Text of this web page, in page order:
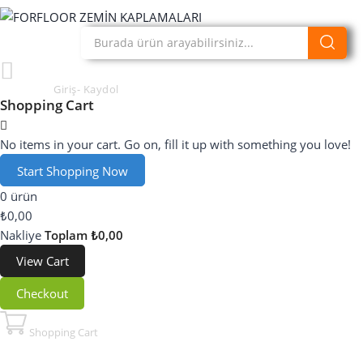
Giriş- Kaydol
Shopping Cart
No items in your cart. Go on, fill it up with something you love!
Start Shopping Now
0 ürün
₺0,00
Nakliye Toplam ₺0,00
View Cart
Checkout
Shopping Cart